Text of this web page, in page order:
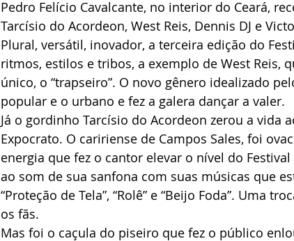
Pedro Felício Cavalcante, no interior do Ceará,
Tarcísio do Acordeon, West Reis, Dennis DJ e
Plural, versátil, inovador, a terceira edição do
ritmos, estilos e tribos, a exemplo de West Reis,
único, o “trapseiro”. O novo gênero idealizado
popular e o urbano e fez a galera dançar a valer.
Já o gordinho Tarcísio do Acordeon zerou a vida
Expocrato. O caririense de Campos Sales, foi
energia que fez o cantor elevar o nível do
ao som de sua sanfona com suas músicas que
“Proteção de Tela”, “Rolê” e “Beijo Foda”. Uma
os fãs.
Mas foi o caçula do piseiro que fez o público